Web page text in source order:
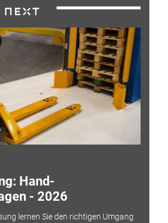
Hand-
- 2026
lernen Sie den richtigen Umgang